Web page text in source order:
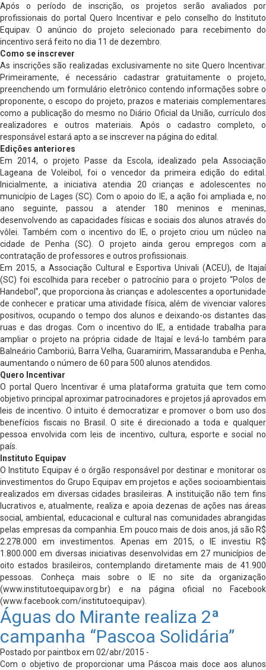
Após o período de inscrição, os projetos serão avaliados por
profissionais do portal Quero Incentivar e pelo conselho do Instituto
Equipav. O anúncio do projeto selecionado para recebimento do
incentivo será feito no dia 11 de dezembro.
Como se inscrever
As inscrições são realizadas exclusivamente no site Quero Incentivar.
Primeiramente, é necessário cadastrar gratuitamente o projeto,
preenchendo um formulário eletrônico contendo informações sobre o
proponente, o escopo do projeto, prazos e materiais complementares
como a publicação do mesmo no Diário Oficial da União, currículo dos
realizadores e outros materiais. Após o cadastro completo, o
responsável estará apto a se inscrever na página do edital.
Edições anteriores
Em 2014, o projeto Passe da Escola, idealizado pela Associação
Lageana de Voleibol, foi o vencedor da primeira edição do edital.
Inicialmente, a iniciativa atendia 20 crianças e adolescentes no
município de Lages (SC). Com o apoio do IE, a ação foi ampliada e, no
ano seguinte, passou a atender 180 meninos e meninas,
desenvolvendo as capacidades físicas e sociais dos alunos através do
vôlei. Também com o incentivo do IE, o projeto criou um núcleo na
cidade de Penha (SC). O projeto ainda gerou empregos com a
contratação de professores e outros profissionais.
Em 2015, a Associação Cultural e Esportiva Univali (ACEU), de Itajaí
(SC) foi escolhida para receber o patrocínio para o projeto “Polos de
Handebol”, que proporciona às crianças e adolescentes a oportunidade
de conhecer e praticar uma atividade física, além de vivenciar valores
positivos, ocupando o tempo dos alunos e deixando-os distantes das
ruas e das drogas. Com o incentivo do IE, a entidade trabalha para
ampliar o projeto na própria cidade de Itajaí e levá-lo também para
Balneário Camboriú, Barra Velha, Guaramirim, Massaranduba e Penha,
aumentando o número de 60 para 500 alunos atendidos.
Quero Incentivar
O portal Quero Incentivar é uma plataforma gratuita que tem como
objetivo principal aproximar patrocinadores e projetos já aprovados em
leis de incentivo. O intuito é democratizar e promover o bom uso dos
benefícios fiscais no Brasil. O site é direcionado a toda e qualquer
pessoa envolvida com leis de incentivo, cultura, esporte e social no
país.
Instituto Equipav
O Instituto Equipav é o órgão responsável por destinar e monitorar os
investimentos do Grupo Equipav em projetos e ações socioambientais
realizados em diversas cidades brasileiras. A instituição não tem fins
lucrativos e, atualmente, realiza e apoia dezenas de ações nas áreas
social, ambiental, educacional e cultural nas comunidades abrangidas
pelas empresas da companhia. Em pouco mais de dois anos, já são R$
2.278.000 em investimentos. Apenas em 2015, o IE investiu R$
1.800.000 em diversas iniciativas desenvolvidas em 27 municípios de
oito estados brasileiros, contemplando diretamente mais de 41.900
pessoas. Conheça mais sobre o IE no site da organização
(www.institutoequipav.org.br) e na página oficial no Facebook
(www.facebook.com/institutoequipav).
Águas do Mirante realiza 2ª
campanha “Pascoa Solidária”
Postado por paintbox em 02/abr/2015 -
Com o objetivo de proporcionar uma Páscoa mais doce aos alunos